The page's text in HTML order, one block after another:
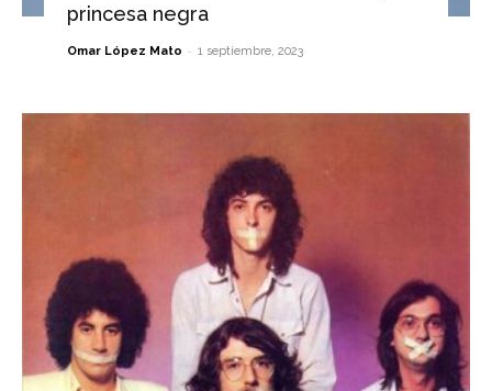
princesa negra
Omar López Mato - 1 septiembre, 2023